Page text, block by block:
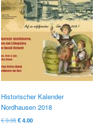
Historischer Kalender
Nordhausen 2018
€9.95 Il€4.00Il